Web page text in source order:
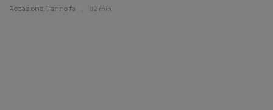
Redazione, 1 anno fa 2 min